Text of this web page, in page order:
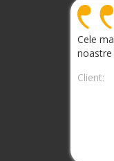
Cele
Client: